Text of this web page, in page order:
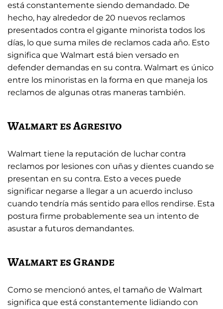
está constantemente siendo demandado. De
hecho, hay alrededor de 20 nuevos reclamos
presentados contra el gigante minorista todos los
días, lo que suma miles de reclamos cada año. Esto
significa que Walmart está bien versado en
defender demandas en su contra. Walmart es único
entre los minoristas en la forma en que maneja los
reclamos de algunas otras maneras también.
Walmart es Agresivo
Walmart tiene la reputación de luchar contra
reclamos por lesiones con uñas y dientes cuando se
presentan en su contra. Esto a veces puede
significar negarse a llegar a un acuerdo incluso
cuando tendría más sentido para ellos rendirse. Esta
postura firme probablemente sea un intento de
asustar a futuros demandantes.
Walmart es Grande
Como se mencionó antes, el tamaño de Walmart
significa que está constantemente lidiando con